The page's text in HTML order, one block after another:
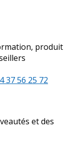
produit
37 56 25 72
et des